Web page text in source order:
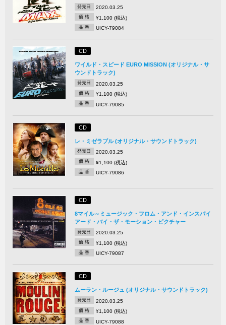
発売日 2020.03.25
価 格 ¥1,100 (税込)
品 番 UICY-79084
CD
ワイルド・スピード EURO MISSION (オリジナル・サ
ウンドトラック)
発売日 2020.03.25
価 格 ¥1,100 (税込)
品 番 UICY-79085
CD
レ・ミゼラブル (オリジナル・サウンドトラック)
発売日 2020.03.25
価 格 ¥1,100 (税込)
品 番 UICY-79086
CD
8マイル～ミュージック・フロム・アンド・インスパイ
アード・バイ・ザ・モーション・ピクチャー
発売日 2020.03.25
価 格 ¥1,100 (税込)
品 番 UICY-79087
CD
ムーラン・ルージュ (オリジナル・サウンドトラック)
発売日 2020.03.25
価 格 ¥1,100 (税込)
品 番 UICY-79088